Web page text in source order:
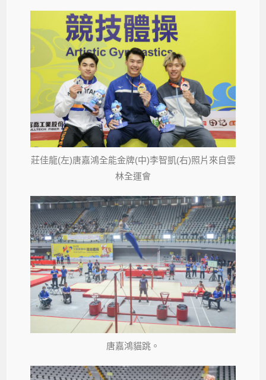
莊佳龍(左)唐嘉鴻全能金牌(中)李智凱(右)照片來自雲
林全運會
唐嘉鴻貓跳。